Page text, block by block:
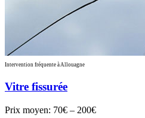
Intervention fréquente à Allouagne
Vitre fissurée
Prix moyen: 70€ – 200€